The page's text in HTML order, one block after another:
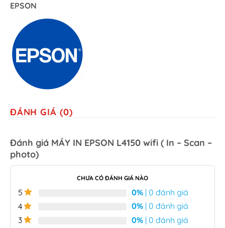
EPSON
ĐÁNH GIÁ (0)
Đánh giá MÁY IN EPSON L4150 wifi ( In – Scan –
photo)
CHƯA CÓ ĐÁNH GIÁ NÀO
5 0% | 0 đánh giá
4
0% | 0 đánh giá
3
0% | 0 đánh giá